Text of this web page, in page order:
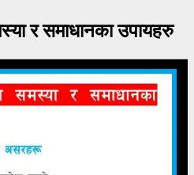
र समाधानका उपायहरु